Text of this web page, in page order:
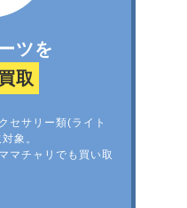
ツを
取
セサリー類(ライト
象。
マチャリでも買い取